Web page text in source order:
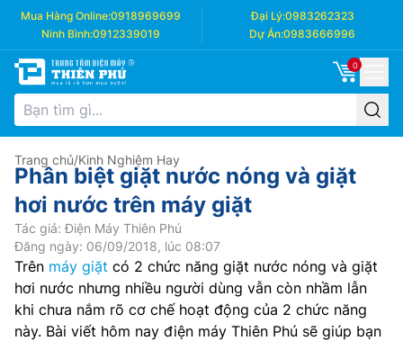
Mua Hàng Online:0918969699 Đại Lý:0983262323
Ninh Bình:0912339019 Dự Án:0983666996
0
Trang chủ/Kinh Nghiệm Hay
Phân biệt giặt nước nóng và giặt
hơi nước trên máy giặt
Tác giả: Điện Máy Thiên Phú
Đăng ngày: 06/09/2018, lúc 08:07
Trên máy giặt có 2 chức năng giặt nước nóng và giặt
hơi nước nhưng nhiều người dùng vẫn còn nhầm lẫn
khi chưa nắm rõ cơ chế hoạt động của 2 chức năng
này. Bài viết hôm nay điện máy Thiên Phú sẽ giúp bạn